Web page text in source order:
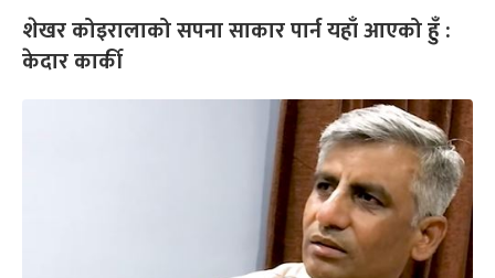
शेखर कोइरालाको सपना साकार पार्न यहाँ आएको हुँ :
केदार कार्की